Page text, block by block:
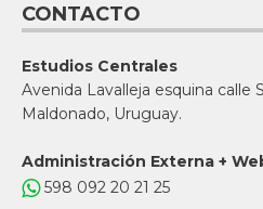
CONTACTO
Estudios Centrales
Avenida Lavalleja esquina calle
Maldonado, Uruguay.
Administración Externa +
598 092 20 21 25